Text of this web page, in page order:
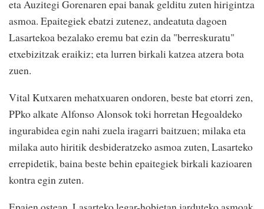
eta Auzitegi Gorenaren epai banak gelditu zuten hirigintza
asmoa. Epaitegiek ebatzi zutenez, andeatuta dagoen
Lasartekoa bezalako eremu bat ezin da "berreskuratu"
etxebizitzak eraikiz; eta lurren birkali katzea atzera bota
zuen.
Vital Kutxaren mehatxuaren ondoren, beste bat etorri zen,
PPko alkate Alfonso Alonsok toki horretan Hegoaldeko
ingurabidea egin nahi zuela iragarri baitzuen; milaka eta
milaka auto hiritik desbideratzeko asmoa zuten, Lasarteko
errepidetik, baina beste behin epaitegiek birkali kazioaren
kontra egin zuten.